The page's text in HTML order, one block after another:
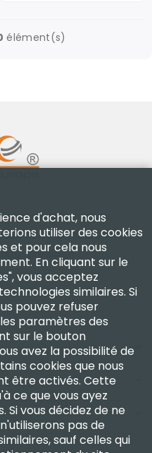
élément(s)
de la fourniture,
et de la réparation
précision.
d'achat, nous
utiliser des cookies
et pour cela nous
En cliquant sur le
vous acceptez
similaires. Si
pouvez refuser
paramètres des
sur le bouton
avez la possibilité de
cookies que nous
être activés. Cette
ce que vous ayez
vous décidez de ne
pas de
sauf celles qui